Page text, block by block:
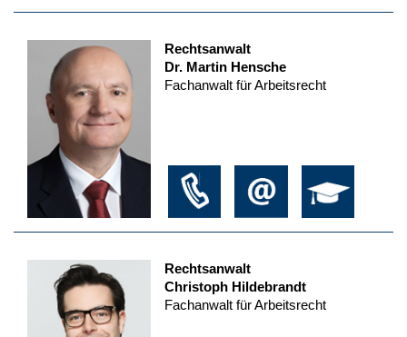
Rechtsanwalt
Dr. Martin Hensche
Fachanwalt für Arbeitsrecht
Rechtsanwalt
Christoph Hildebrandt
Fachanwalt für Arbeitsrecht